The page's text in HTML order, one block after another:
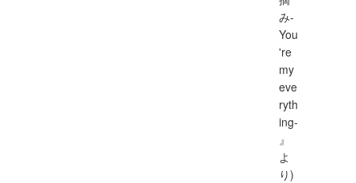
み-
You
're
my
eve
ryth
ing-
』
よ
り)